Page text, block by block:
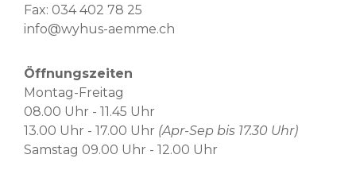
Fax: 034 402 78 25
info@wyhus-aemme.ch
Öffnungszeiten
Montag-Freitag
08.00 Uhr - 11.45 Uhr
13.00 Uhr - 17.00 Uhr (Apr-Sep bis 17.30 Uhr)
Samstag 09.00 Uhr - 12.00 Uhr